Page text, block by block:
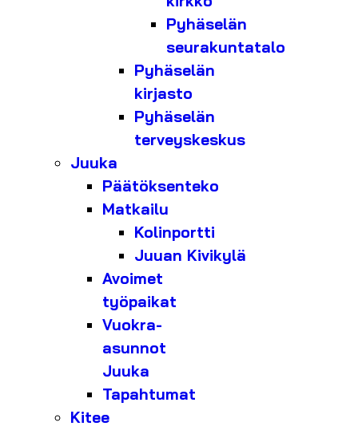
Pyhäselän
seurakuntatalo
Pyhäselän
kirjasto
Pyhäselän
terveyskeskus
Juuka
Päätöksenteko
Matkailu
Kolinportti
Juuan Kivikylä
Avoimet
työpaikat
Vuokra-
asunnot
Juuka
Tapahtumat
Kitee